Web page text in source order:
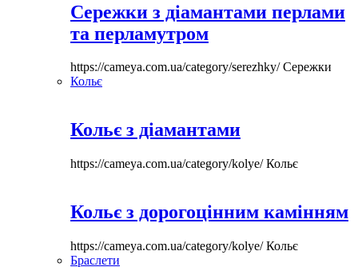
Сережки з діамантами перлами
та перламутром
https://cameya.com.ua/category/serezhky/Сережки
Кольє
Кольє з діамантами
https://cameya.com.ua/category/kolye/Кольє
Кольє з дорогоцінним камінням
https://cameya.com.ua/category/kolye/Кольє
Браслети